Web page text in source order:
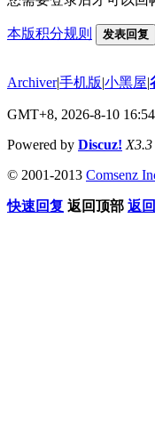
本版积分规则 发表回复
Archiver|手机版|小黑屋|
GMT+8, 2026-8-10 16:54
Powered by Discuz! X3.3
© 2001-2013 Comsenz
快速回复 返回顶部 返